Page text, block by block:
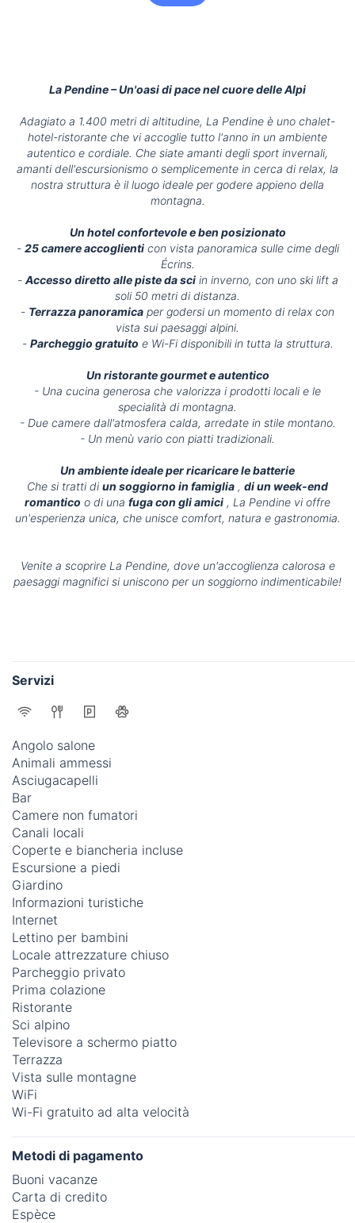
La Pendine – Un'oasi di pace nel cuore delle Alpi
Adagiato a 1.400 metri di altitudine, La Pendine è uno chalet-
hotel-ristorante che vi accoglie tutto l'anno in un ambiente
autentico e cordiale. Che siate amanti degli sport invernali,
amanti dell'escursionismo o semplicemente in cerca di relax, la
nostra struttura è il luogo ideale per godere appieno della
montagna.
Un hotel confortevole e ben posizionato
- 25 camere accoglienticon vista panoramica sulle cime degli
Écrins.
- Accesso diretto alle piste da sciin inverno, con uno ski lift a
soli 50 metri di distanza.
- Terrazza panoramica per godersi un momento di relax con
vista sui paesaggi alpini.
- Parcheggio gratuito e Wi-Fi disponibili in tutta la struttura.
Un ristorante gourmet e autentico
- Una cucina generosa che valorizza i prodotti locali e le
specialità di montagna.
- Due camere dall'atmosfera calda, arredate in stile montano.
- Un menù vario con piatti tradizionali.
Un ambiente ideale per ricaricare le batterie
Che si tratti diun soggiorno in famiglia , di un week-end
romantico o di una fuga con gli amici , La Pendine vi offre
un'esperienza unica, che unisce comfort, natura e gastronomia.
Venite a scoprire La Pendine, dove un'accoglienza calorosa e
paesaggi magnifici si uniscono per un soggiorno indimenticabile!
Servizi
Angolo salone
Animali ammessi
Asciugacapelli
Bar
Camere non fumatori
Canali locali
Coperte e biancheria incluse
Escursione a piedi
Giardino
Informazioni turistiche
Internet
Lettino per bambini
Locale attrezzature chiuso
Parcheggio privato
Prima colazione
Ristorante
Sci alpino
Televisore a schermo piatto
Terrazza
Vista sulle montagne
WiFi
Wi-Fi gratuito ad alta velocità
Metodi di pagamento
Buoni vacanze
Carta di credito
Espèce